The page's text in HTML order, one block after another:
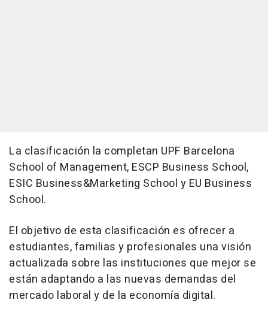
La clasificación la completan UPF Barcelona
School of Management, ESCP Business School,
ESIC Business&Marketing School y EU Business
School.
El objetivo de esta clasificación es ofrecer a
estudiantes, familias y profesionales una visión
actualizada sobre las instituciones que mejor se
están adaptando a las nuevas demandas del
mercado laboral y de la economía digital.